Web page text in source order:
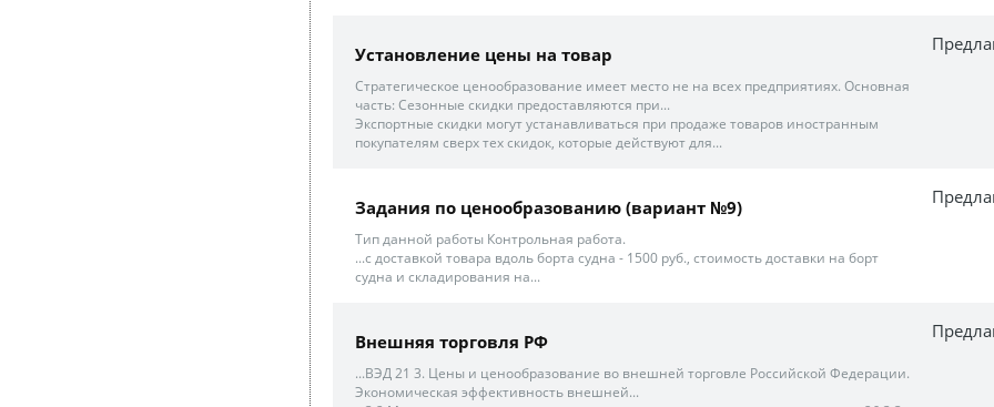
Установление цены на товар
Стратегическое ценообразование имеет место не на всех предприятиях. Основная
часть: Сезонные скидки предоставляются при...
Экспортные скидки могут устанавливаться при продаже товаров иностранным
покупателям сверх тех скидок, которые действуют для...
Задания по ценообразованию (вариант №9)
Тип данной работы Контрольная работа.
...с доставкой товара вдоль борта судна - 1500 руб., стоимость доставки на борт
судна и складирования на...
Внешняя торговля РФ
...ВЭД 21 3. Цены и ценообразование во внешней торговле Российской Федерации.
Экономическая эффективность внешней...